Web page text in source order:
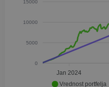
15000
10000
5000
0
Jan 2024
Vrednost portfelja